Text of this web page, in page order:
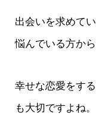
出会いを求めて
悩んでいる方か
幸せな恋愛をす
も大切ですよね。